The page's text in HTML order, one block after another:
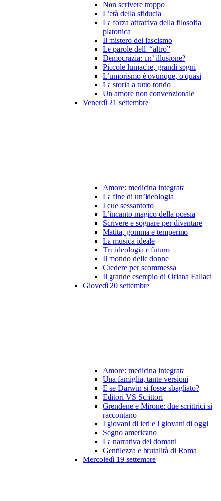
Non scrivere troppo
L’età della sfiducia
La forza attrattiva della filosofia
platonica
Il mistero del fascismo
Le parole dell’ “altro”
Democrazia: un’ illusione?
Piccole lumache, grandi sogni
L’umorismo è ovunque, o quasi
La storia a tutto tondo
Un amore non convenzionale
Venerdì 21 settembre
Amore: medicina integrata
La fine di un’ideologia
I due sessantotto
L’incanto magico della poesia
Scrivere e sognare per diventare
Matita, gomma e temperino
La musica ideale
Tra ideologia e futuro
Il mondo delle donne
Credere per scommessa
Il grande esempio di Oriana Fallaci
Giovedì 20 settembre
Amore: medicina integrata
Una famiglia, tante versioni
E se Darwin si fosse sbagliato?
Editori VS Scrittori
Grendene e Mirone: due scrittrici si
raccontano
I giovani di ieri e i giovani di oggi
Sogno americano
La narrativa del domani
Gentilezza e brutalità di Roma
Mercoledì 19 settembre